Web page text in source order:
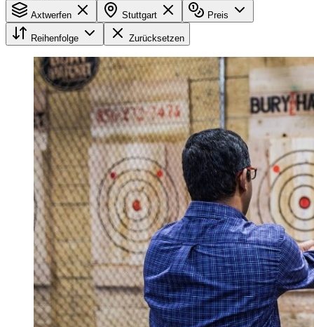
Axtwerfen Stuttgart Preis
Reihenfolge Zurücksetzen